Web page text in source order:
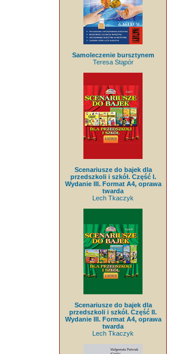
Samoleczenie bursztynem
Teresa Stąpór
Scenariusze do bajek dla
przedszkoli i szkół. Część I.
Wydanie III. Format A4, oprawa
twarda
Lech Tkaczyk
Scenariusze do bajek dla
przedszkoli i szkół. Część II.
Wydanie III. Format A4, oprawa
twarda
Lech Tkaczyk